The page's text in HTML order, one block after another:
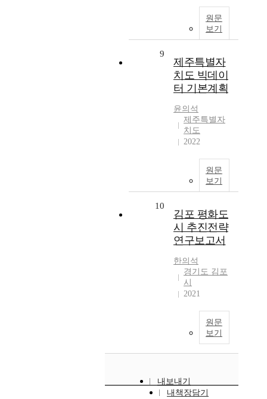
원문
보기
9
제주특별자
치도 빅데이
터 기본계획
윤의석
제주특별자
치도
2022
원문
보기
10
김포 평화도
시 추진전략
연구보고서
한의석
경기도 김포
시
2021
원문
보기
내보내기
내책장담기